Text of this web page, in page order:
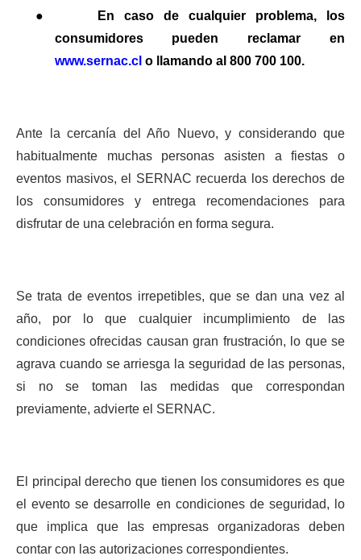
●
En caso de cualquier problema, los
consumidores pueden reclamar en
www.sernac.cl o llamando al 800 700 100.
Ante la cercanía del Año Nuevo, y considerando que
habitualmente muchas personas asisten a fiestas o
eventos masivos, el SERNAC recuerda los derechos de
los consumidores y entrega recomendaciones para
disfrutar de una celebración en forma segura.
Se trata de eventos irrepetibles, que se dan una vez al
año, por lo que cualquier incumplimiento de las
condiciones ofrecidas causan gran frustración, lo que se
agrava cuando se arriesga la seguridad de las personas,
si no se toman las medidas que correspondan
previamente, advierte el SERNAC.
El principal derecho que tienen los consumidores es que
el evento se desarrolle en condiciones de seguridad, lo
que implica que las empresas organizadoras deben
contar con las autorizaciones correspondientes.